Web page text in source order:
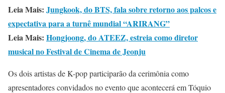
Leia Mais: Jungkook, do BTS, fala sobre retorno aos palcos e
expectativa para a turnê mundial “ARIRANG”
Leia Mais: Hongjoong, do ATEEZ, estreia como diretor
musical no Festival de Cinema de Jeonju
Os dois artistas de K-pop participarão da cerimônia como
apresentadores convidados no evento que acontecerá em Tóquio